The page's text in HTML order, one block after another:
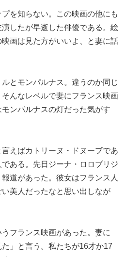
を知らない。この映画の他にも
演したが早逝した俳優である。絵
画は見た方がいいよ、と妻に話
とモンパルナス。違うのか同じ
んなレベルで妻にフランス映画
ンパルナスの灯だった気がす
えばカトリーヌ・ドヌーブであ
ある。先日ジーナ・ロロブリジ
道があった。彼女はフランス人
美人だったなと思い出しなが
フランス映画があった。妻に
た」と言う。私たちが16才か17